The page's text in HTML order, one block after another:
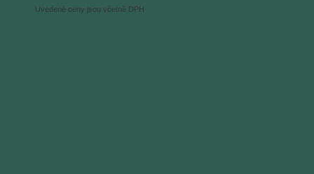
Uvedené ceny jsou včetně DPH